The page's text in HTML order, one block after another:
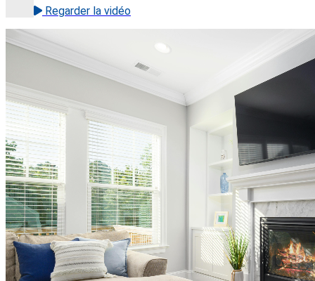
Regarder la vidéo